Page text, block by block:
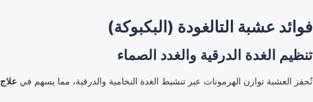
فوائد عشبة التالغودة (البكبوكة)
تنظيم الغدة الدرقية والغدد الصماء
تُحفز العشبة توازن الهرمونات عبر تنشيط الغدة النخامية والدرقية، مما يسهم في علاج